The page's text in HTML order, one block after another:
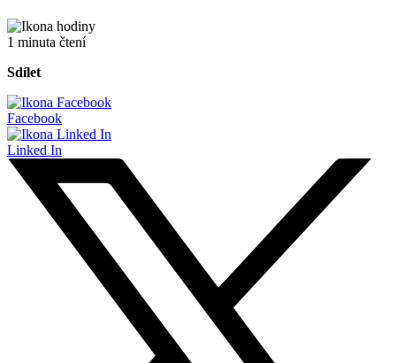
1 minuta čtení
Sdílet
Facebook
Linked In